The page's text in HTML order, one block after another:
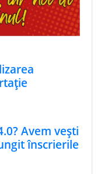
Avem vești
înscrierile